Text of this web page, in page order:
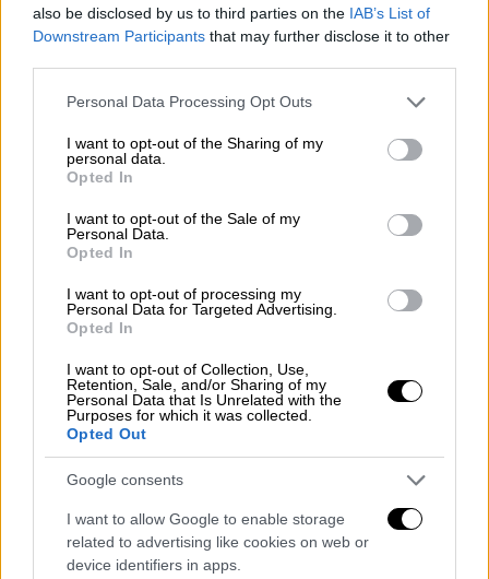
also be disclosed by us to third parties on the IAB’s List of
Downstream Participants that may further disclose it to other
Please note that this website/app uses one or more Google
not limited to your visit or usage behaviour. You may click to
grant or deny consent to Google and its third-party tags to
use your data for below specified purposes in below Google
consent section.
Personal Data Processing Opt Outs
I want to opt-out of the Sharing of my
personal data.
Opted In
I want to opt-out of the Sale of my
Personal Data.
Opted In
I want to opt-out of processing my
Personal Data for Targeted Advertising.
Opted In
I want to opt-out of Collection, Use,
Retention, Sale, and/or Sharing of my
Personal Data that Is Unrelated with the
Purposes for which it was collected.
Opted Out
Google consents
I want to allow Google to enable storage
related to advertising like cookies on web or
device identifiers in apps.
Κόσμος|10.10.2023 23:15
Πρώτη επίσκεψη Ζελένσκι στη
Ρουμανία μετά τη ρωσική εισβολή – Τι
είπε για τις προμήθειες πυροβολικού και
Χαρακτήρισε τις σχέσεις με τη Ρουμανία ως
«έναν παράγοντα σταθερότητας για την